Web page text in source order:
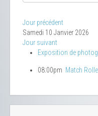
Jour précédent
Samedi 10 Janvier 2026
Jour suivant
Exposition de
08:00pm Match